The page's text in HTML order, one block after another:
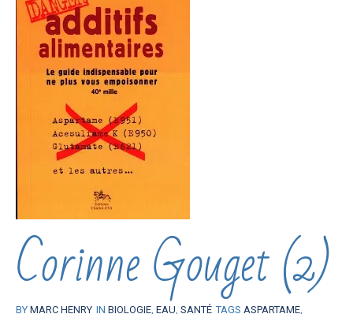
Corinne Gouget (2)
BY MARC HENRY IN BIOLOGIE EAU SANTÉ TAGS ASPARTAME